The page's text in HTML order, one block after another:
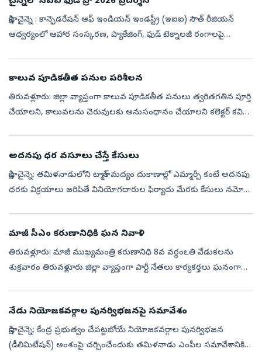
సాక్షి, చైన్నె : కాన్ఫెడరేషన్‌ ఆఫ్‌ ఇండియన్‌ ఇండస్ట్రీ (ఇఐఐ) సౌత్‌ రీజియన్‌
ఆధ్వర్యంలో ఆహార సంస్కరణ, ప్యాకేజింగ్‌, ఫుడ్‌ టెక్నాలజీ రంగాలపై
కాలువ పూడికతీత పనుల పరిశీలన
తిరువళ్లూరు: జిల్లా వ్యాప్తంగా కాలువ పూడికతీత పనులు త్వరితగతిన పూర్తి
చేయాలని, కాలువలను చెరువులకు అనుసంధానం చేయాలని కలెక్టర్‌ కవిత
అదనపు ధర వసూలు చేస్తే కేసులు
సాక్షి, చైన్నె: తమిళనాడులోని టాస్మాక్‌ మద్యం దుకాణాల్లో ఎమ్మార్పీ కంటే అదనపు
ధరకు విక్రయాలు జరిపితే వినియోగదారుల ఫిర్యాదు మేరకు కేసులు నమోదు
మాజీ సీఎం కరుణానిధికి ఘన నివాళి
తిరువళ్లూరు: మాజీ ముఖ్యమంత్రి కరుణానిధి 8వ వర్ధంఽతి వేడుకలను
శుక్రవారం తిరువళ్లూరు జిల్లా వ్యాప్తంగా పార్టీ నేతలు కార్యకర్తలు ఘనంగా
నేడు నియోజకవర్గాల పునర్విభజనపై సమావేశం
సాక్షి, చైన్నె: కేంద్ర ప్రభుత్వం చేపట్టబోయే నియోజకవర్గాల పునర్విభజన
(డీలిమిటేషన్‌) అంశంపై చర్చించేందుకు తమిళనాడు ఎంపీల సమావేశానికి